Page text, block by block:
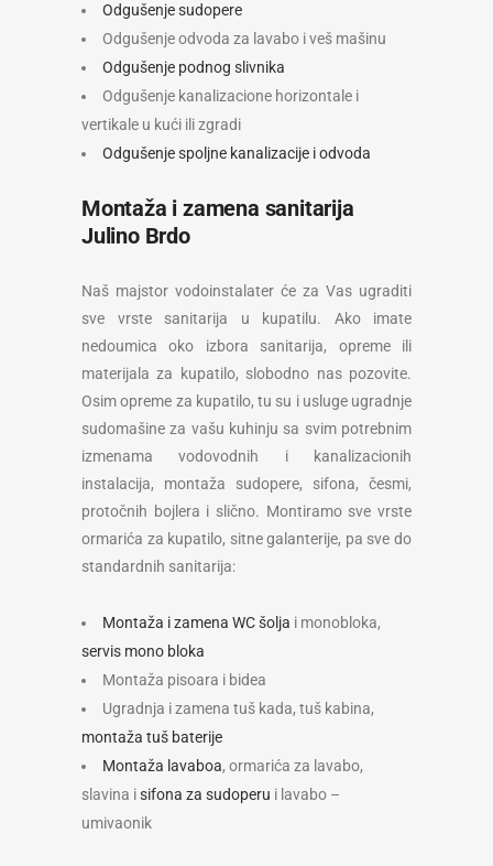
Odgušenje sudopere
Odgušenje odvoda za lavabo i veš mašinu
Odgušenje podnog slivnika
Odgušenje kanalizacione horizontale i
vertikale u kući ili zgradi
Odgušenje spoljne kanalizacije i odvoda
Montaža i zamena sanitarija
Julino Brdo
Naš majstor vodoinstalater će za Vas ugraditi
sve vrste sanitarija u kupatilu. Ako imate
nedoumica oko izbora sanitarija, opreme ili
materijala za kupatilo, slobodno nas pozovite.
Osim opreme za kupatilo, tu su i usluge ugradnje
sudomašine za vašu kuhinju sa svim potrebnim
izmenama vodovodnih i kanalizacionih
instalacija, montaža sudopere, sifona, česmi,
protočnih bojlera i slično. Montiramo sve vrste
ormarića za kupatilo, sitne galanterije, pa sve do
standardnih sanitarija:
Montaža i zamena WC šolja i monobloka,
servis mono bloka
Montaža pisoara i bidea
Ugradnja i zamena tuš kada, tuš kabina,
montaža tuš baterije
Montaža lavaboa, ormarića za lavabo,
slavina isifona za sudoperu i lavabo –
umivaonik